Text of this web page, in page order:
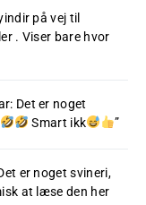
på vej til
. Viser bare hvor
Det er noget
Smart ikk ”
er noget svineri,
at læse den her